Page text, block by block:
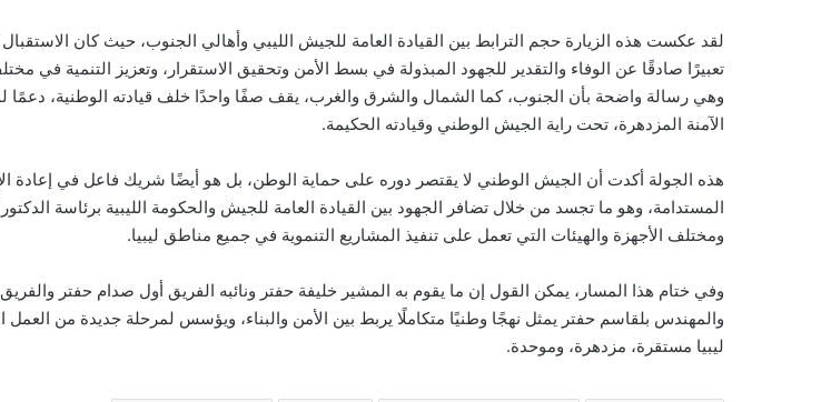
لقد عكست هذه الزيارة حجم الترابط بين القيادة العامة للجيش الليبي وأهالي الجنوب، حيث كان
تعبيرًا صادقًا عن الوفاء والتقدير للجهود المبذولة في بسط الأمن وتحقيق الاستقرار، وتعزيز التنمية في
وهي رسالة واضحة بأن الجنوب، كما الشمال والشرق والغرب، يقف صفًا واحدًا خلف قيادته الوطنية، دعمًا
الآمنة المزدهرة، تحت راية الجيش الوطني وقيادته الحكيمة.
هذه الجولة أكدت أن الجيش الوطني لا يقتصر دوره على حماية الوطن، بل هو أيضًا شريك فاعل في إعادة
المستدامة، وهو ما تجسد من خلال تضافر الجهود بين القيادة العامة للجيش والحكومة الليبية برئاسة
ومختلف الأجهزة والهيئات التي تعمل على تنفيذ المشاريع التنموية في جميع مناطق ليبيا.
وفي ختام هذا المسار، يمكن القول إن ما يقوم به المشير خليفة حفتر ونائبه الفريق أول صدام حفتر
والمهندس بلقاسم حفتر يمثل نهجًا وطنيًا متكاملًا يربط بين الأمن والبناء، ويؤسس لمرحلة جديدة من
ليبيا مستقرة، مزدهرة، وموحدة.